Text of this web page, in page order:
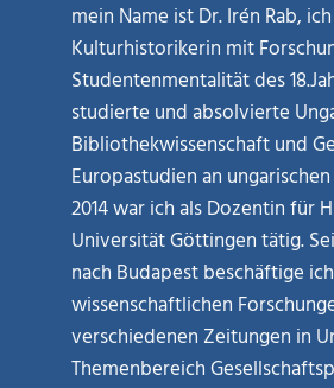
mein Name ist Dr. Irén Rab,
Kulturhistorikerin mit
Studentenmentalität des
studierte und absolvierte
Bibliothekwissenschaft und
Europastudien an
2014 war ich als Dozentin für
Universität Göttingen tätig.
nach Budapest beschäftige
wissenschaftlichen
verschiedenen Zeitungen in
Themenbereich